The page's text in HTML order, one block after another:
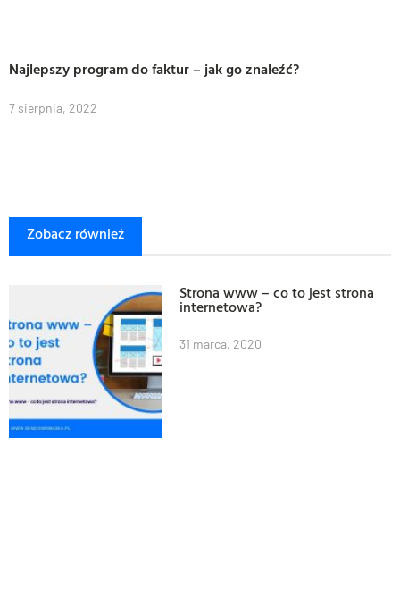
Najlepszy program do faktur – jak go znaleźć?
7 sierpnia, 2022
Zobacz również
Strona www – co to jest strona
internetowa?
31 marca, 2020